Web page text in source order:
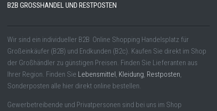
B2B GROSSHANDEL UND RESTPOSTEN
Wir sind ein individueller B2B Online Shopping Handelsplatz für
Großeinkäufer (B2B) und Endkunden (B2c). Kaufen Sie direkt im Shop
der Großhändler zu günstigen Preisen. Finden Sie Lieferanten aus
Ihrer Region. Finden Sie Lebensmittel, Kleidung, Restposten,
Sonderposten alle hier direkt online bestellen.
Gewerbetreibende und Privatpersonen sind bei uns im Shop